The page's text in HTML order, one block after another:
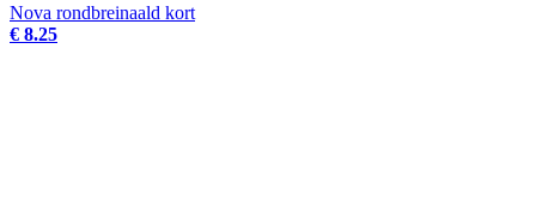
Nova rondbreinaald kort
€ 8.25